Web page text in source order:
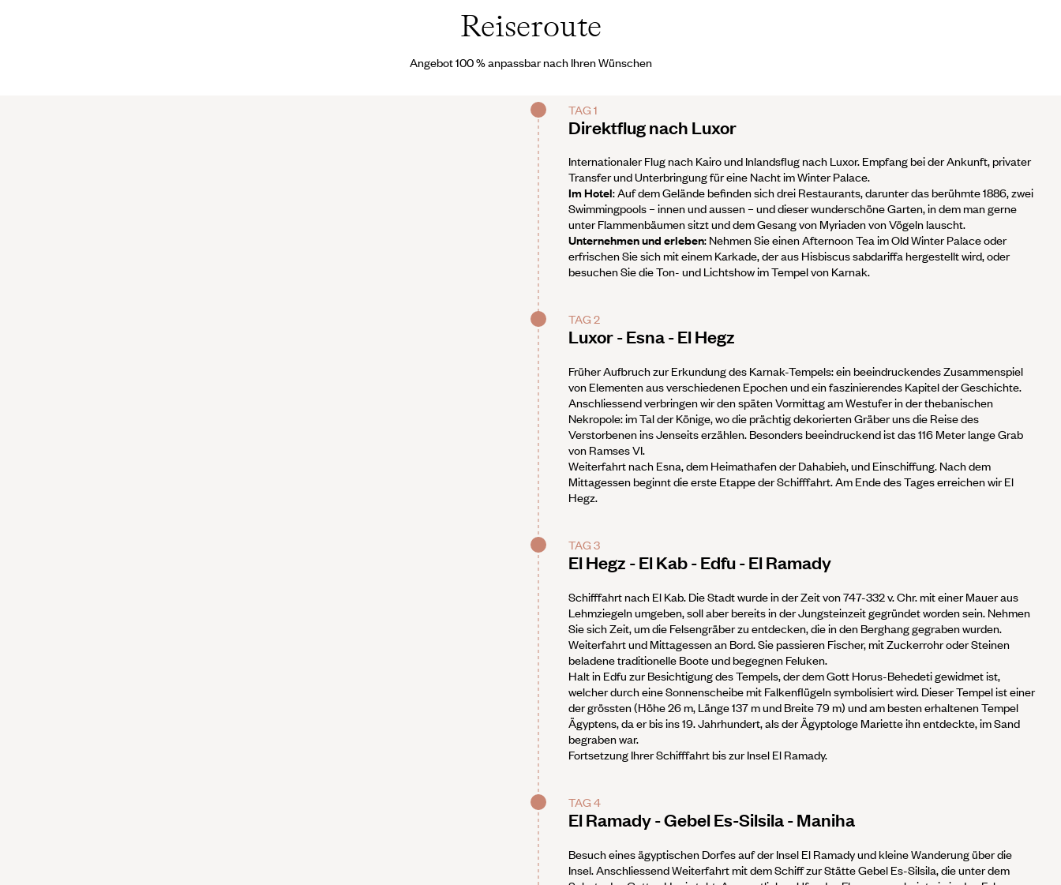
Reiseroute
Angebot 100 % anpassbar nach Ihren Wünschen
TAG 1
Direktflug nach Luxor
Internationaler Flug nach Kairo und Inlandsflug nach Luxor. Empfang bei der Ankunft, privater
Transfer und Unterbringung für eine Nacht im Winter Palace.
Im Hotel: Auf dem Gelände befinden sich drei Restaurants, darunter das berühmte 1886, zwei
Swimmingpools – innen und aussen – und dieser wunderschöne Garten, in dem man gerne
unter Flammenbäumen sitzt und dem Gesang von Myriaden von Vögeln lauscht.
Unternehmen und erleben: Nehmen Sie einen Afternoon Tea im Old Winter Palace oder
erfrischen Sie sich mit einem Karkade, der aus Hisbiscus sabdariffa hergestellt wird, oder
besuchen Sie die Ton- und Lichtshow im Tempel von Karnak.
TAG 2
Luxor - Esna - El Hegz
Früher Aufbruch zur Erkundung des Karnak-Tempels: ein beeindruckendes Zusammenspiel
von Elementen aus verschiedenen Epochen und ein faszinierendes Kapitel der Geschichte.
Anschliessend verbringen wir den späten Vormittag am Westufer in der thebanischen
Nekropole: im Tal der Könige, wo die prächtig dekorierten Gräber uns die Reise des
Verstorbenen ins Jenseits erzählen. Besonders beeindruckend ist das 116 Meter lange Grab
von Ramses VI.
Weiterfahrt nach Esna, dem Heimathafen der Dahabieh, und Einschiffung. Nach dem
Mittagessen beginnt die erste Etappe der Schifffahrt. Am Ende des Tages erreichen wir El
Hegz.
TAG 3
El Hegz - El Kab - Edfu - El Ramady
Schifffahrt nach El Kab. Die Stadt wurde in der Zeit von 747-332 v. Chr. mit einer Mauer aus
Lehmziegeln umgeben, soll aber bereits in der Jungsteinzeit gegründet worden sein. Nehmen
Sie sich Zeit, um die Felsengräber zu entdecken, die in den Berghang gegraben wurden.
Weiterfahrt und Mittagessen an Bord. Sie passieren Fischer, mit Zuckerrohr oder Steinen
beladene traditionelle Boote und begegnen Feluken.
Halt in Edfu zur Besichtigung des Tempels, der dem Gott Horus-Behedeti gewidmet ist,
welcher durch eine Sonnenscheibe mit Falkenflügeln symbolisiert wird. Dieser Tempel ist einer
der grössten (Höhe 26 m, Länge 137 m und Breite 79 m) und am besten erhaltenen Tempel
Ägyptens, da er bis ins 19. Jahrhundert, als der Ägyptologe Mariette ihn entdeckte, im Sand
begraben war.
Fortsetzung Ihrer Schifffahrt bis zur Insel El Ramady.
TAG 4
El Ramady - Gebel Es-Silsila - Maniha
Besuch eines ägyptischen Dorfes auf der Insel El Ramady und kleine Wanderung über die
Insel. Anschliessend Weiterfahrt mit dem Schiff zur Stätte Gebel Es-Silsila, die unter dem